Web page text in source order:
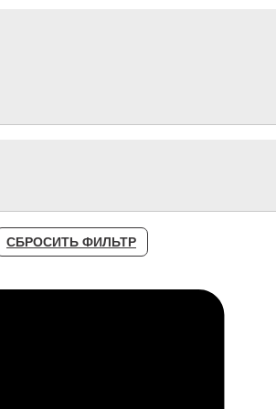
СБРОСИТЬ ФИЛЬТР